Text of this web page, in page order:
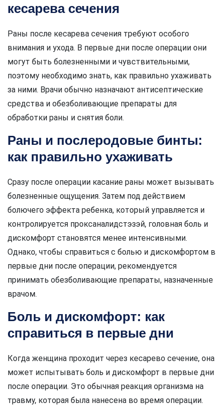
кесарева сечения
Раны после кесарева сечения требуют особого
внимания и ухода. В первые дни после операции они
могут быть болезненными и чувствительными,
поэтому необходимо знать, как правильно ухаживать
за ними. Врачи обычно назначают антисептические
средства и обезболивающие препараты для
обработки раны и снятия боли.
Раны и послеродовые бинты:
как правильно ухаживать
Сразу после операции касание раны может вызывать
болезненные ощущения. Затем под действием
болючего эффекта ребенка, который управляется и
контролируется проксаналидстэзэй, головная боль и
дискомфорт становятся менее интенсивными.
Однако, чтобы справиться с болью и дискомфортом в
первые дни после операции, рекомендуется
принимать обезболивающие препараты, назначенные
врачом.
Боль и дискомфорт: как
справиться в первые дни
Когда женщина проходит через кесарево сечение, она
может испытывать боль и дискомфорт в первые дни
после операции. Это обычная реакция организма на
травму, которая была нанесена во время операции.